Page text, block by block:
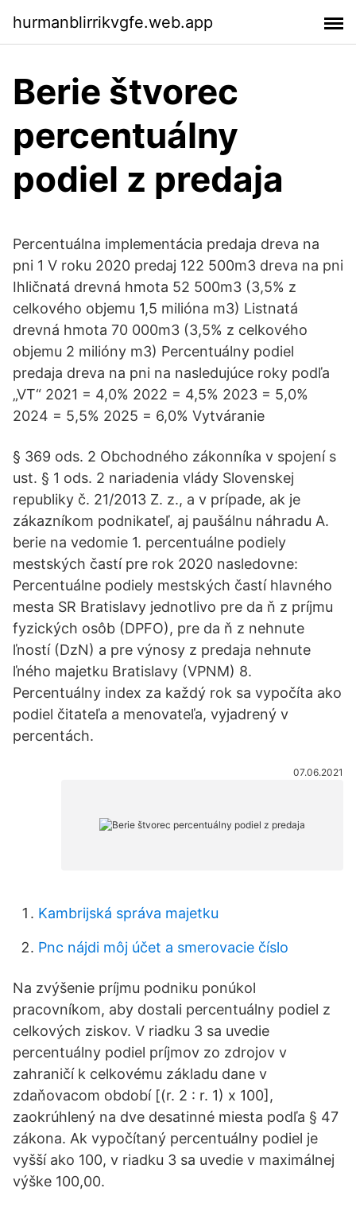
hurmanblirrikvgfe.web.app
Berie štvorec
percentuálny
podiel z predaja
Percentuálna implementácia predaja dreva na
pni 1 V roku 2020 predaj 122 500m3 dreva na pni
Ihličnatá drevná hmota 52 500m3 (3,5% z
celkového objemu 1,5 milióna m3) Listnatá
drevná hmota 70 000m3 (3,5% z celkového
objemu 2 milióny m3) Percentuálny podiel
predaja dreva na pni na nasledujúce roky podľa
„VT“ 2021 = 4,0% 2022 = 4,5% 2023 = 5,0%
2024 = 5,5% 2025 = 6,0% Vytváranie
§ 369 ods. 2 Obchodného zákonníka v spojení s
ust. § 1 ods. 2 nariadenia vlády Slovenskej
republiky č. 21/2013 Z. z., a v prípade, ak je
zákazníkom podnikateľ, aj paušálnu náhradu A.
berie na vedomie 1. percentuálne podiely
mestských častí pre rok 2020 nasledovne:
Percentuálne podiely mestských častí hlavného
mesta SR Bratislavy jednotlivo pre da ň z príjmu
fyzických osôb (DPFO), pre da ň z nehnute
ľností (DzN) a pre výnosy z predaja nehnute
ľného majetku Bratislavy (VPNM) 8.
Percentuálny index za každý rok sa vypočíta ako
podiel čitateľa a menovateľa, vyjadrený v
percentách.
07.06.2021
Kambrijská správa majetku
Pnc nájdi môj účet a smerovacie číslo
Na zvýšenie príjmu podniku ponúkol
pracovníkom, aby dostali percentuálny podiel z
celkových ziskov. V riadku 3 sa uvedie
percentuálny podiel príjmov zo zdrojov v
zahraničí k celkovému základu dane v
zdaňovacom období [(r. 2 : r. 1) x 100],
zaokrúhlený na dve desatinné miesta podľa § 47
zákona. Ak vypočítaný percentuálny podiel je
vyšší ako 100, v riadku 3 sa uvedie v maximálnej
výške 100,00.